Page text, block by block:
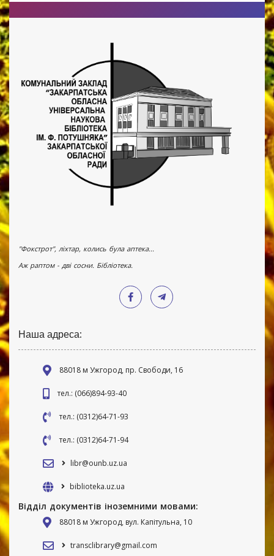
"Фокстрот", ліхтар, колись була аптека...
Аж раптом - дві сосни. Бібліотека.
Наша адреса:
88018 м Ужгород, пр. Свободи, 16
тел.: (066)894-93-40
тел.: (0312)64-71-93
тел.: (0312)64-71-94
libr@ounb.uz.ua
biblioteka.uz.ua
Відділ документів іноземними мовами:
88018 м Ужгород, вул. Капітульна, 10
transclibrary@gmail.com